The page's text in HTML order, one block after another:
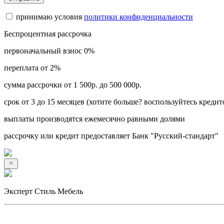
принимаю условия политики конфиденциальности
Беспроцентная рассрочка
первоначальный взнос 0%
переплата от 2%
сумма рассрочки от 1 500р. до 500 000р.
срок от 3 до 15 месяцев (хотите больше? воспользуйтесь
выплаты производятся ежемесячно равными долями
рассрочку или кредит предоставляет Банк "Русский-стандарт"
Эксперт Стиль Мебель